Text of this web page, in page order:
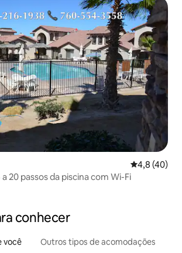
4,8 de uma
4,8 (40)
20 passos da piscina com Wi-Fi
conhecer
você Outros tipos de acomodações